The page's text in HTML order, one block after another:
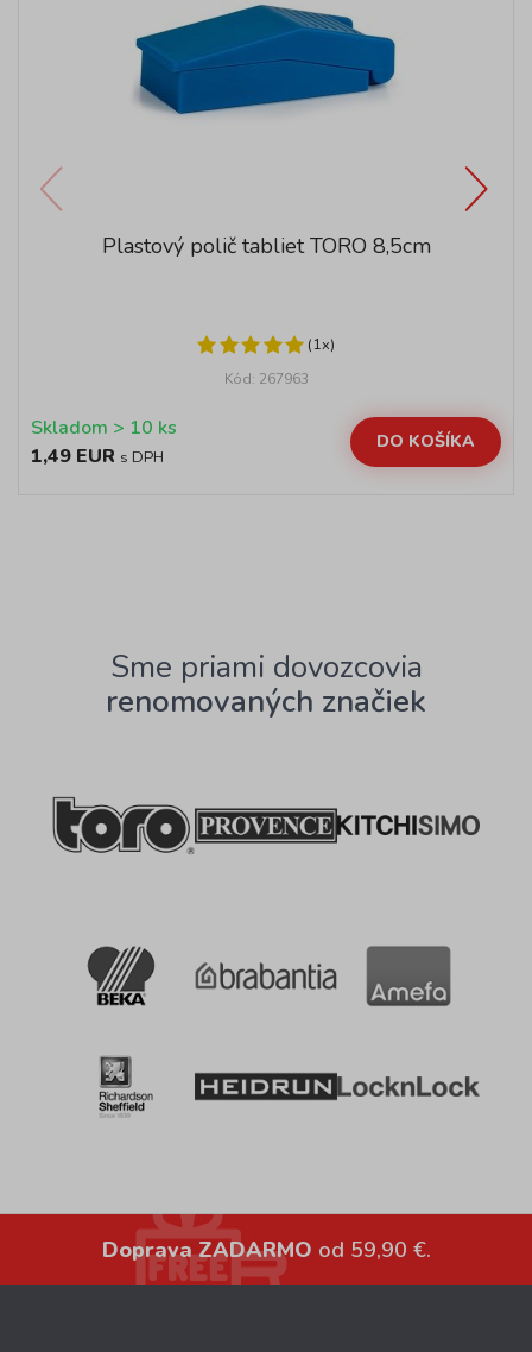
Plastový polič tabliet TORO 8,5cm
(1x)
Kód: 267963
Skladom > 10 ks
1,49 EUR s DPH
DO KOŠÍKA
Sme priami dovozcovia
renomovaných značiek
Doprava ZADARMO od 59,90 €.